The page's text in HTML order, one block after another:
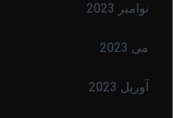
نوامبر 2023
می 2023
آوریل 2023